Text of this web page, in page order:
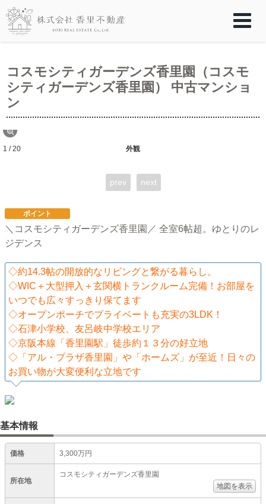
コスモシティガーデンズ香里園（コスモ
シティガーデンズ香里園） 中古マンショ
ン
外観
1 / 20
prev next
ポイント
＼コスモシティガーデンズ香里園／ 全室6帖超。ゆとりのレ
ジデンス
◇約14.3帖の開放的なリビングと繋がる暮らし。
◇WIC＋大型押入＋玄関横トランクルーム完備！お部屋を
いつでも広々すっきり保てます
◇オープンポーチでプライベートも充実の3LDK！
◇石津小学校、友呂岐中学校エリア
◇京阪本線「香里園駅」徒歩約１３分の好立地
◇「アル・プラザ香里園」や「ホームズ」が至近！日々の
お買い物が大変便利な立地です
基本情報
価格 3,300万円
所在地
コスモシティガーデンズ香里園
地図を表示